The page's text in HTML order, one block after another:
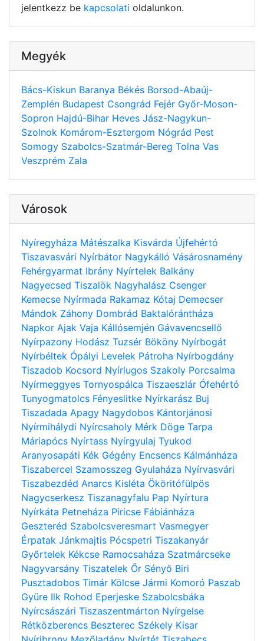
jelentkezz be kapcsolati oldalunkon.
Megyék
Bács-Kiskun Baranya Békés Borsod-Abaúj-
Zemplén Budapest Csongrád Fejér Győr-Moson-
Sopron Hajdú-Bihar Heves Jász-Nagykun-
Szolnok Komárom-Esztergom Nógrád Pest
Somogy Szabolcs-Szatmár-Bereg Tolna Vas
Veszprém Zala
Városok
Nyíregyháza Mátészalka Kisvárda Újfehértó
Tiszavasvári Nyírbátor Nagykálló Vásárosnamény
Fehérgyarmat Ibrány Nyírtelek Balkány
Nagyecsed Tiszalök Nagyhalász Csenger
Kemecse Nyírmada Rakamaz Kótaj Demecser
Mándok Záhony Dombrád Baktalórántháza
Napkor Ajak Vaja Kállósemjén Gávavencsellő
Nyírpazony Hodász Tuzsér Bököny Nyírbogát
Nyírbéltek Ópályi Levelek Pátroha Nyírbogdány
Tiszadob Kocsord Nyírlugos Szakoly Porcsalma
Nyírmeggyes Tornyospálca Tiszaeszlár Ófehértó
Tunyogmatolcs Fényeslitke Nyírkarász Buj
Tiszadada Apagy Nagydobos Kántorjánosi
Nyírmihálydi Nyírcsaholy Mérk Döge Tarpa
Máriapócs Nyírtass Nyírgyulaj Tyukod
Aranyosapáti Kék Gégény Encsencs Kálmánháza
Tiszabercel Szamosszeg Gyulaháza Nyírvasvári
Tiszabezdéd Anarcs Kisléta Ököritófülpös
Nagycserkesz Tiszanagyfalu Pap Nyírtura
Nyírkáta Petneháza Piricse Fábiánháza
Geszteréd Szabolcsveresmart Vasmegyer
Érpatak Jánkmajtis Pócspetri Tiszakanyár
Győrtelek Kékcse Ramocsaháza Szatmárcseke
Nagyvarsány Tiszatelek Őr Sényő Biri
Pusztadobos Timár Kölcse Jármi Komoró Paszab
Gyüre Ilk Rohod Eperjeske Szabolcsbáka
Nyírcsászári Tiszaszentmárton Nyírgelse
Rétközberencs Beszterec Székely Kisar